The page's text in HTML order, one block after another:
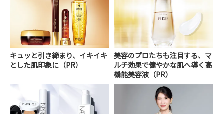
キュッと引き締まり、イキイキ
とした肌印象に（PR）
美容のプロたちも注目する、マ
ルチ効果で健やかな肌へ導く高
機能美容液（PR）